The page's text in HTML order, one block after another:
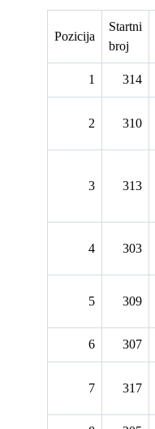
Pozicija
Startni
broj
1 314
2 310
3 313
4 303
5 309
6 307
7 317